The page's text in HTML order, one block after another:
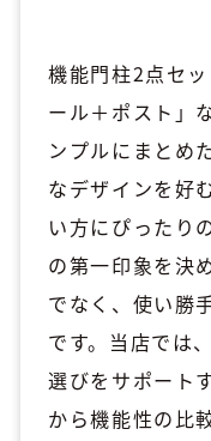
機能門柱2点セ
ール＋ポスト」
ンプルにまとめ
なデザインを好
い方にぴったり
の第一印象を決
でなく、使い勝
です。当店では
選びをサポート
から機能性の比